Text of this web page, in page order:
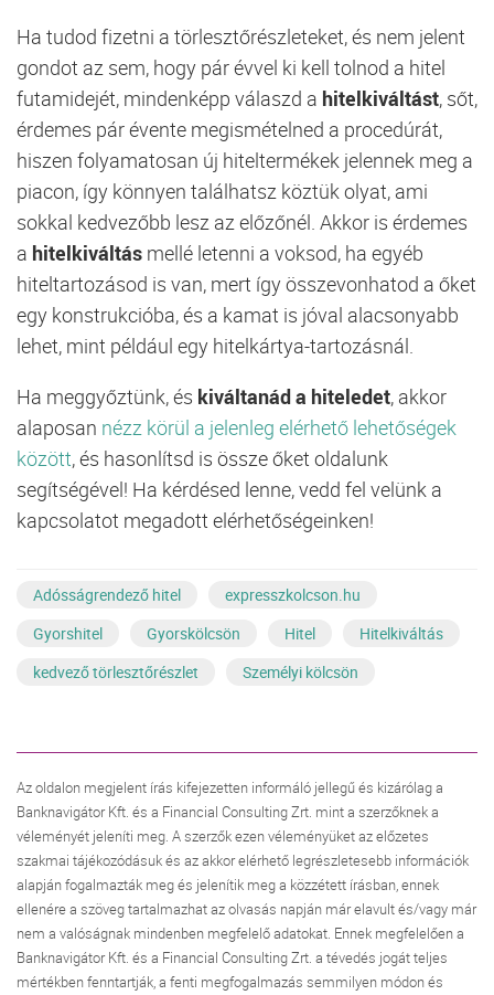
Ha tudod fizetni a törlesztőrészleteket, és nem jelent
gondot az sem, hogy pár évvel ki kell tolnod a hitel
futamidejét, mindenképp válaszd a hitelkiváltást, sőt,
érdemes pár évente megismételned a procedúrát,
hiszen folyamatosan új hiteltermékek jelennek meg a
piacon, így könnyen találhatsz köztük olyat, ami
sokkal kedvezőbb lesz az előzőnél. Akkor is érdemes
a hitelkiváltás mellé letenni a voksod, ha egyéb
hiteltartozásod is van, mert így összevonhatod a őket
egy konstrukcióba, és a kamat is jóval alacsonyabb
lehet, mint például egy hitelkártya-tartozásnál.
Ha meggyőztünk, és kiváltanád a hiteledet, akkor
alaposan nézz körül a jelenleg elérhető lehetőségek
között, és hasonlítsd is össze őket oldalunk
segítségével! Ha kérdésed lenne, vedd fel velünk a
kapcsolatot megadott elérhetőségeinken!
Adósságrendező hitel
expresszkolcson.hu
Gyorshitel
Gyorskölcsön Hitel
Hitelkiváltás
kedvező törlesztőrészlet
Személyi kölcsön
Az oldalon megjelent írás kifejezetten informáló jellegű és kizárólag a
Banknavigátor Kft. és a Financial Consulting Zrt. mint a szerzőknek a
véleményét jeleníti meg. A szerzők ezen véleményüket az előzetes
szakmai tájékozódásuk és az akkor elérhető legrészletesebb információk
alapján fogalmazták meg és jelenítik meg a közzétett írásban, ennek
ellenére a szöveg tartalmazhat az olvasás napján már elavult és/vagy már
nem a valóságnak mindenben megfelelő adatokat. Ennek megfelelően a
Banknavigátor Kft. és a Financial Consulting Zrt. a tévedés jogát teljes
mértékben fenntartják, a fenti megfogalmazás semmilyen módon és